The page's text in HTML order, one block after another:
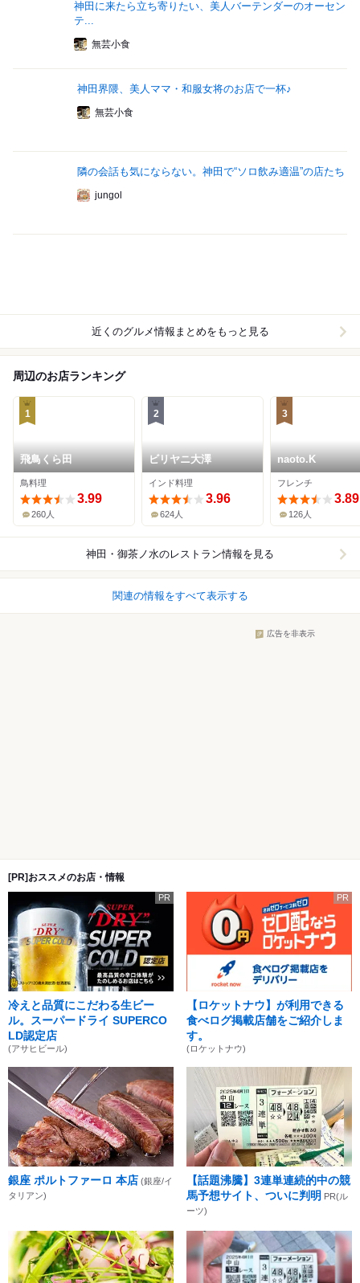
神田に来たら立ち寄りたい、美人バーテンダーのオーセン
テ...
無芸小食
神田界隈、美人ママ・和服女将のお店で一杯♪
無芸小食
隣の会話も気にならない。神田で“ソロ飲み適温”の店たち
jungol
近くのグルメ情報まとめをもっと見る
周辺のお店ランキング
1
飛鳥くら田
鳥料理
3.99
260人
2
ビリヤニ大澤
インド料理
3.96
624人
3
naoto.K
フレンチ
3.89
126人
神田・御茶ノ水のレストラン情報を見る
関連の情報をすべて表示する
広告を非表示
[PR]おススメのお店・情報
PR
冷えと品質にこだわる生ビー
ル。スーパードライ SUPERCO
LD認定店
(アサヒビール)
PR
【ロケットナウ】が利用できる
食べログ掲載店舗をご紹介しま
す。
(ロケットナウ)
銀座 ポルトファーロ 本店 (銀座/イ
タリアン)
【話題沸騰】3連単連続的中の競
馬予想サイト、ついに判明 PR(ル
ーツ)